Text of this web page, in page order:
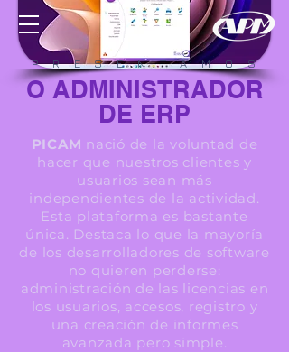
P R E S E N T A M O S
O ADMINISTRADOR
DE ERP
PICAM nació de la voluntad de
hacer que nuestros clientes y
usuarios sean más
independientes de la actividad.
Esta plataforma es bastante
única. Destaca lo que la mayoría
de los desarrolladores de software
no quieren perderse:
administración de las licencias en
los usuarios, accesos, registro y
una creación de informes
avanzada pero simple.